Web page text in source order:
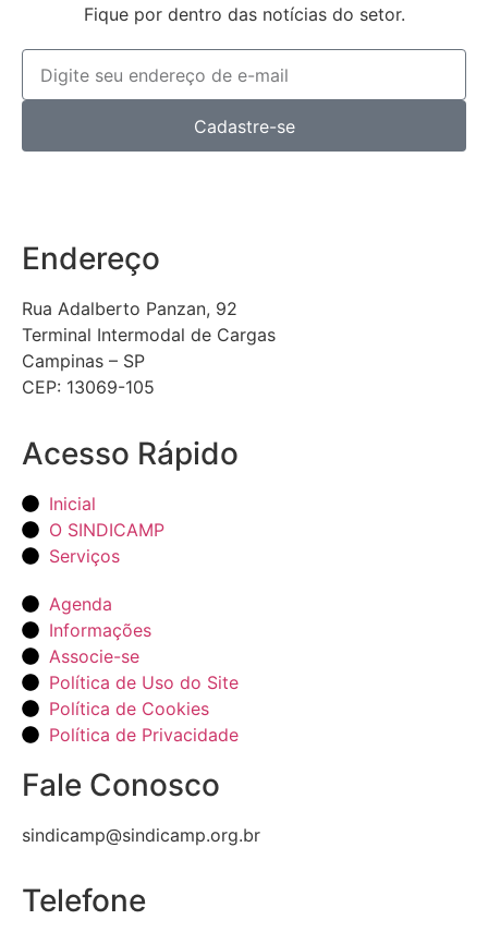
Fique por dentro das notícias do setor.
Cadastre-se
Endereço
Rua Adalberto Panzan, 92
Terminal Intermodal de Cargas
Campinas – SP
CEP: 13069-105
Acesso Rápido
Inicial
O SINDICAMP
Serviços
Agenda
Informações
Associe-se
Política de Uso do Site
Política de Cookies
Política de Privacidade
Fale Conosco
sindicamp@sindicamp.org.br
Telefone